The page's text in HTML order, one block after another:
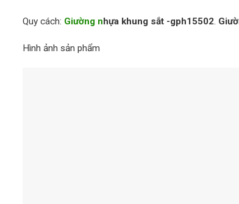
Quy cách: Giường nhựa khung sắt -gph15502.
Hình ảnh sản phẩm